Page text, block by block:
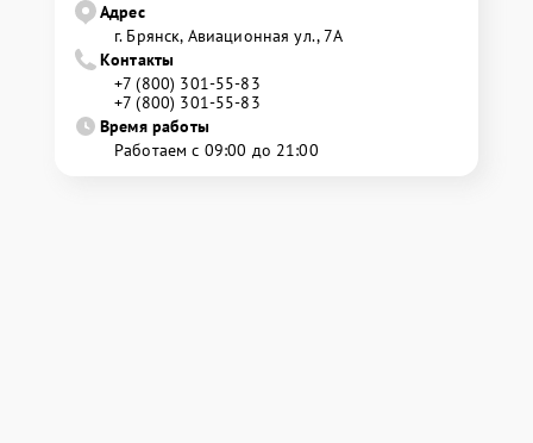
Адрес
г. Брянск, Авиационная ул., 7А
Контакты
+7 (800) 301-55-83
+7 (800) 301-55-83
Время работы
Работаем с 09:00 до 21:00